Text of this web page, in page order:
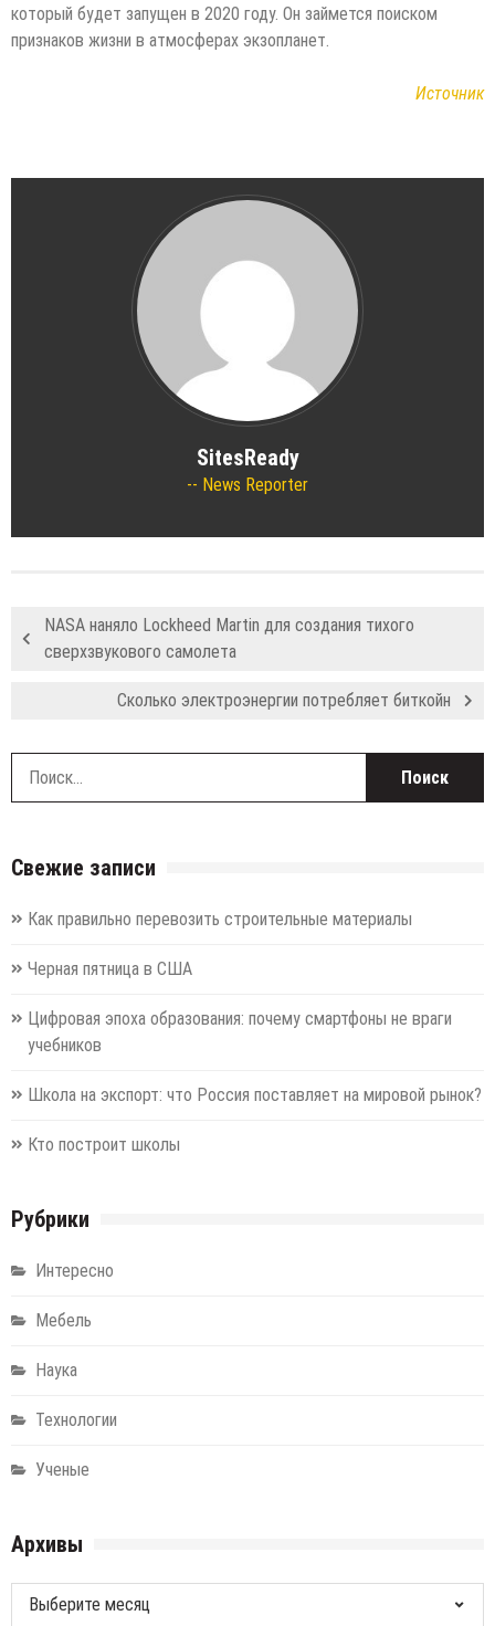
который будет запущен в 2020 году. Он займется поиском
признаков жизни в атмосферах экзопланет.
Источник
SitesReady
News Reporter
NASA наняло Lockheed Martin для создания тихого
сверхзвукового самолета
Сколько электроэнергии потребляет биткойн
Свежие записи
Как правильно перевозить строительные материалы
Черная пятница в США
Цифровая эпоха образования: почему смартфоны не враги
учебников
Школа на экспорт: что Россия поставляет на мировой рынок?
Кто построит школы
Рубрики
Интересно
Мебель
Наука
Технологии
Ученые
Архивы
Архивы